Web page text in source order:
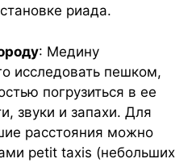
риада.
: Медину
исследовать пешком,
погрузиться в ее
звуки и запахи. Для
расстояния можно
petit taxis (небольших